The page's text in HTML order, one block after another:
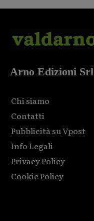
Arno Edizioni Srl
Chi siamo
Contatti
Pubblicità su Vpost
Info Legali
Privacy Policy
Cookie Policy